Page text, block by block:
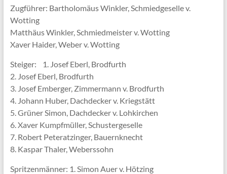
Zugführer: Bartholomäus Winkler, Schmiedgeselle v.
Wotting
Matthäus Winkler, Schmiedmeister v. Wotting
Xaver Haider, Weber v. Wotting
Steiger: 1. Josef Eberl, Brodfurth
2. Josef Eberl, Brodfurth
3. Josef Emberger, Zimmermann v. Brodfurth
4. Johann Huber, Dachdecker v. Kriegstätt
5. Grüner Simon, Dachdecker v. Lohkirchen
6. Xaver Kumpfmüller, Schustergeselle
7. Robert Peteratzinger, Bauernknecht
8. Kaspar Thaler, Weberssohn
Spritzenmänner: 1. Simon Auer v. Hötzing